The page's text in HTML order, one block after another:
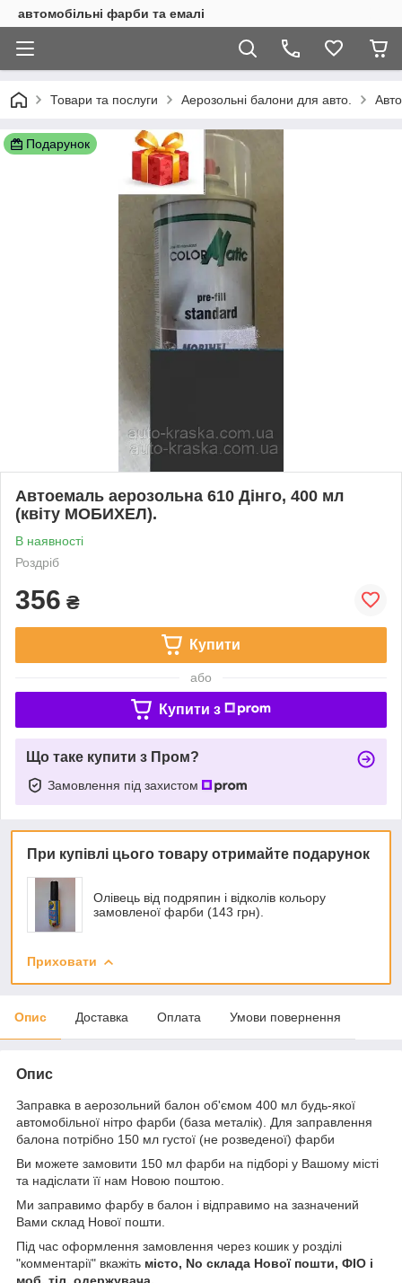
автомобільні фарби та емалі
Товари та послуги Аерозольні балони для авто.
Подарунок
Автоемаль аерозольна 610 Дінго, 400 мл
(квіту МОБИХЕЛ).
В наявності
Роздріб
356 ₴
Купити
або
Купити з
Що таке купити з Пром?
Замовлення під захистом
При купівлі цього товару отримайте подарунок
Олівець від подряпин і відколів кольору
замовленої фарби (143 грн).
Приховати
Опис Доставка Оплата Умови повернення
Опис
Заправка в аерозольний балон об'ємом 400 мл будь-якої
автомобільної нітро фарби (база металік). Для заправлення
балона потрібно 150 мл густої (не розведеної) фарби
Ви можете замовити 150 мл фарби на підборі у Вашому місті
та надіслати її нам Новою поштою.
Ми заправимо фарбу в балон і відправимо на зазначений
Вами склад Нової пошти.
Під час оформлення замовлення через кошик у розділі
"комментарії" вкажіть місто, No склада Нової пошти, ФІО і
моб. тіл. одержувача.